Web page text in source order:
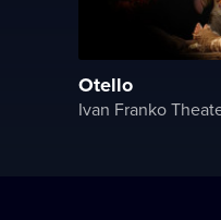
Otello
Ivan Franko